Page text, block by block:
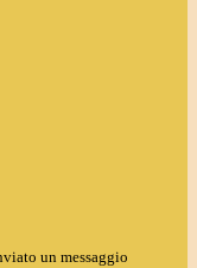
un messaggio